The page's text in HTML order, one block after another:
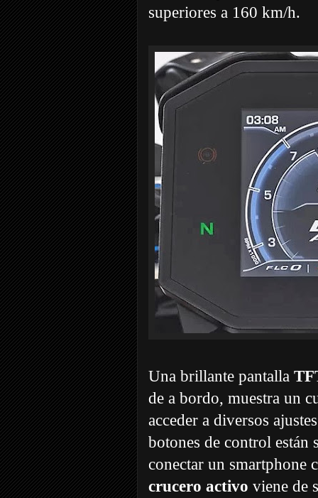
superiores a 160 km/h.
Una brillante pantalla
de a bordo, muestra un
acceder a diversos
botones de control están
conectar un smartphone
crucero activo viene de